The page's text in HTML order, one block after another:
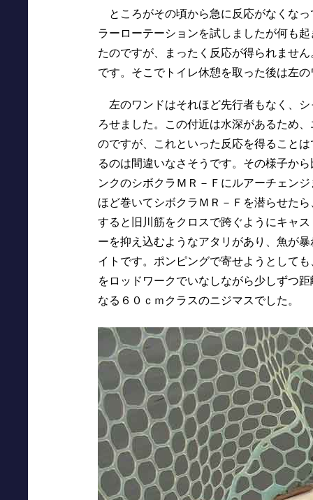
ところがその頃から急に反応がなくな
ラーローテーションを試しましたが何も
たのですが、まったく反応が得られませ
です。そこでトイレ休憩を取った後は左
左のワンドはそれほど先行者もなく、
ろせました。この付近は水深があるため
のですが、これといった反応を得ること
るのは間違いなさそうです。その様子か
ンクのシボクラＭＲ－Ｆにルアーチェン
ほど巻いてシボクラＭＲ－Ｆを潜らせた
すると旧川筋をクロスで跨ぐようにキャ
ーを抑え込むようなアタリがあり、魚が
イトです。ポンピングで寄せようとして
をロッドワークでいなしながら少しずつ
なる６０ｃｍクラスのニジマスでした。